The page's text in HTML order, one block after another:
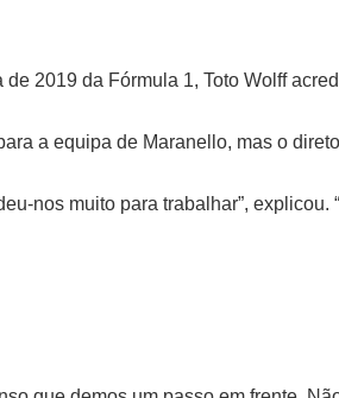
2019 da Fórmula 1, Toto Wolff
a equipa de Maranello, mas o
nos muito para trabalhar”,